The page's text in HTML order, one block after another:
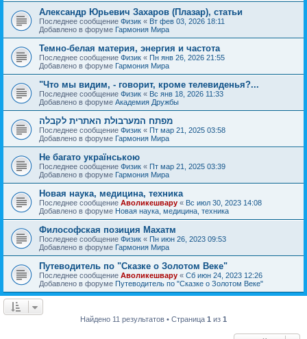
Александр Юрьевич Захаров (Плазар), статьи
Последнее сообщение Физик « Вт фев 03, 2026 18:11
Добавлено в форуме Гармония Мира
Темно-белая материя, энергия и частота
Последнее сообщение Физик « Пн янв 26, 2026 21:55
Добавлено в форуме Гармония Мира
"Что мы видим, - говорит, кроме телевиденья?...
Последнее сообщение Физик « Вс янв 18, 2026 11:33
Добавлено в форуме Академия Дружбы
מפתח המערבולת האתרית לקבלה
Последнее сообщение Физик « Пт мар 21, 2025 03:58
Добавлено в форуме Гармония Мира
Не багато українською
Последнее сообщение Физик « Пт мар 21, 2025 03:39
Добавлено в форуме Гармония Мира
Новая наука, медицина, техника
Последнее сообщение Аволикешвару « Вс июл 30, 2023 14:08
Добавлено в форуме Новая наука, медицина, техника
Философская позиция Махатм
Последнее сообщение Физик « Пн июн 26, 2023 09:53
Добавлено в форуме Гармония Мира
Путеводитель по "Сказке о Золотом Веке"
Последнее сообщение Аволикешвару « Сб июн 24, 2023 12:26
Добавлено в форуме Путеводитель по "Сказке о Золотом Веке"
Найдено 11 результатов • Страница 1 из 1